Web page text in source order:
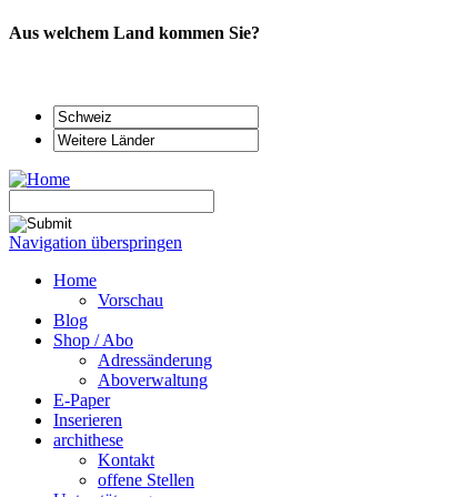
Aus welchem Land kommen Sie?
Navigation überspringen
Home
Vorschau
Blog
Shop / Abo
Adressänderung
Aboverwaltung
E-Paper
Inserieren
archithese
Kontakt
offene Stellen